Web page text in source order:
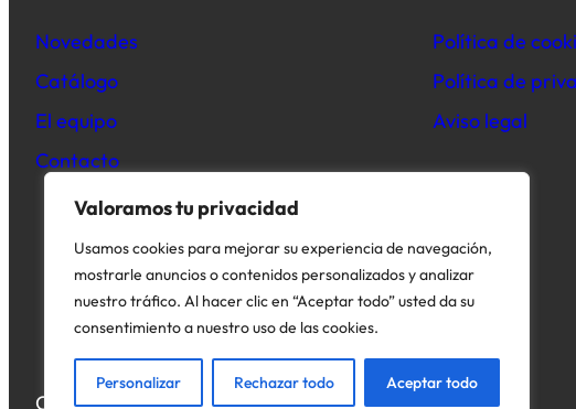
Valoramos tu privacidad
Usamos cookies para mejorar su experiencia de navegación,
mostrarle anuncios o contenidos personalizados y analizar
nuestro tráfico. Al hacer clic en “Aceptar todo” usted da su
consentimiento a nuestro uso de las cookies.
Personalizar Rechazar todo Aceptar todo
Novedades
Catálogo
El equipo
Contacto
Política de
Política de
Aviso legal
Copyright © 2026. Todos los derechos reservados.